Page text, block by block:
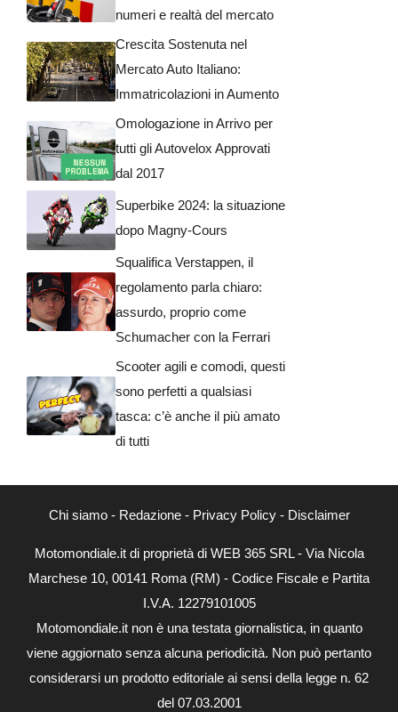
numeri e realtà del mercato
Crescita Sostenuta nel
Mercato Auto Italiano:
Immatricolazioni in Aumento
Omologazione in Arrivo per
tutti gli Autovelox Approvati
dal 2017
Superbike 2024: la situazione
dopo Magny-Cours
Squalifica Verstappen, il
regolamento parla chiaro:
assurdo, proprio come
Schumacher con la Ferrari
Scooter agili e comodi, questi
sono perfetti a qualsiasi
tasca: c’è anche il più amato
di tutti
Chi siamo- Redazione- Privacy Policy- Disclaimer
Motomondiale.it di proprietà di WEB 365 SRL - Via Nicola
Marchese 10, 00141 Roma (RM) - Codice Fiscale e Partita
I.V.A. 12279101005
Motomondiale.it non è una testata giornalistica, in quanto
viene aggiornato senza alcuna periodicità. Non può pertanto
considerarsi un prodotto editoriale ai sensi della legge n. 62
del 07.03.2001